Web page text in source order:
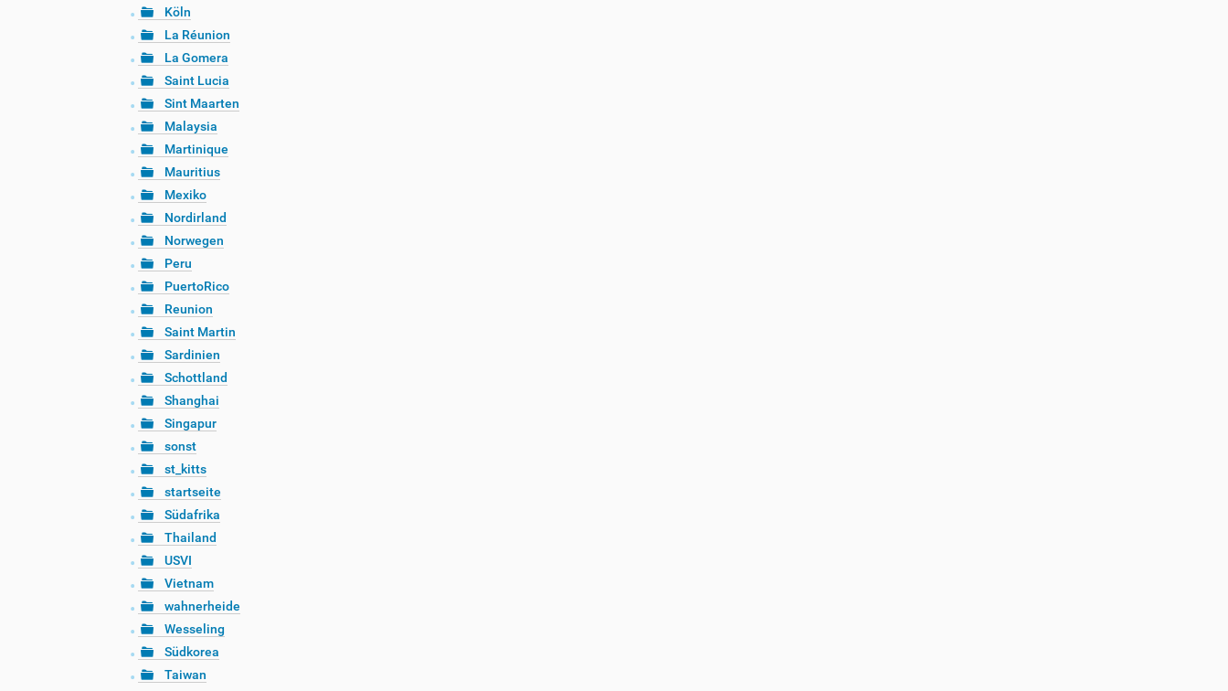
Köln
La Réunion
La Gomera
Saint Lucia
Sint Maarten
Malaysia
Martinique
Mauritius
Mexiko
Nordirland
Norwegen
Peru
PuertoRico
Reunion
Saint Martin
Sardinien
Schottland
Shanghai
Singapur
sonst
st_kitts
startseite
Südafrika
Thailand
USVI
Vietnam
wahnerheide
Wesseling
Südkorea
Taiwan